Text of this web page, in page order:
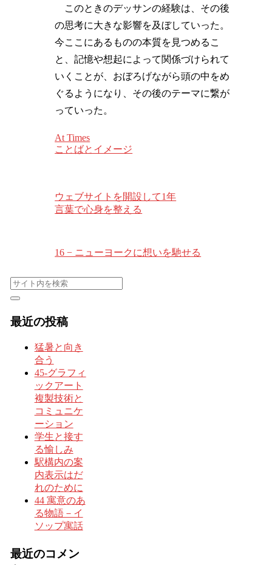
このときのデッサンの経験は、その後
の思考に大きな影響を及ぼしていった。
今ここにあるものの本質を見つめるこ
と、記憶や想起によって関係づけられて
いくことが、おぼろげながら頭の中をめ
ぐるようになり、その後のテーマに繋が
っていった。
At Times
ことばとイメージ
ウェブサイトを開設して1年
言葉で心身を整える
16 − ニューヨークに想いを馳せる
最近の投稿
猛暑と向き
合う
45-グラフィ
ックアート
複製技術と
コミュニケ
ーション
学生と接す
る愉しみ
駅構内の案
内表示はだ
れのために
44 寓意のあ
る物語－イ
ソップ寓話
最近のコメン